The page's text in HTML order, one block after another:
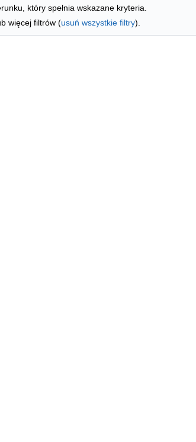
który spełnia wskazane kryteria.
więcej filtrów (usuń wszystkie filtry).